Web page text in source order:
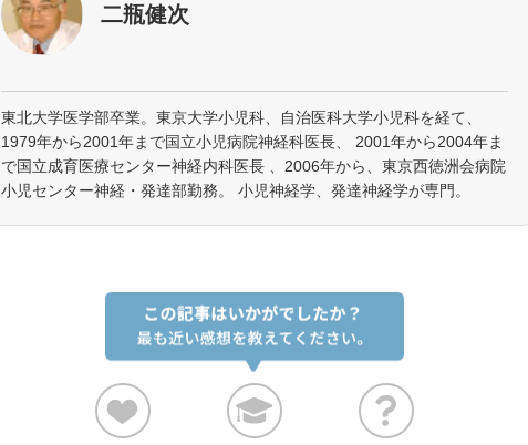
二瓶健次
東北大学医学部卒業。東京大学小児科、自治医科大学小児科を経て、
1979年から2001年まで国立小児病院神経科医長、 2001年から2004年ま
で国立成育医療センター神経内科医長 、2006年から、東京西徳洲会病院
小児センター神経・発達部勤務。 小児神経学、発達神経学が専門。